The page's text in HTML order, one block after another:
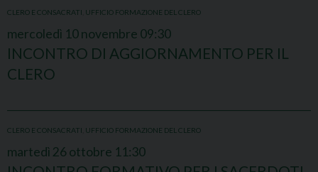
CLERO E CONSACRATI UFFICIO FORMAZIONE DEL CLERO
mercoledì 10novembre 09:30
INCONTRO DI AGGIORNAMENTO PER IL
CLERO
CLERO E CONSACRATI UFFICIO FORMAZIONE DEL CLERO
martedì 26 ottobre 11:30